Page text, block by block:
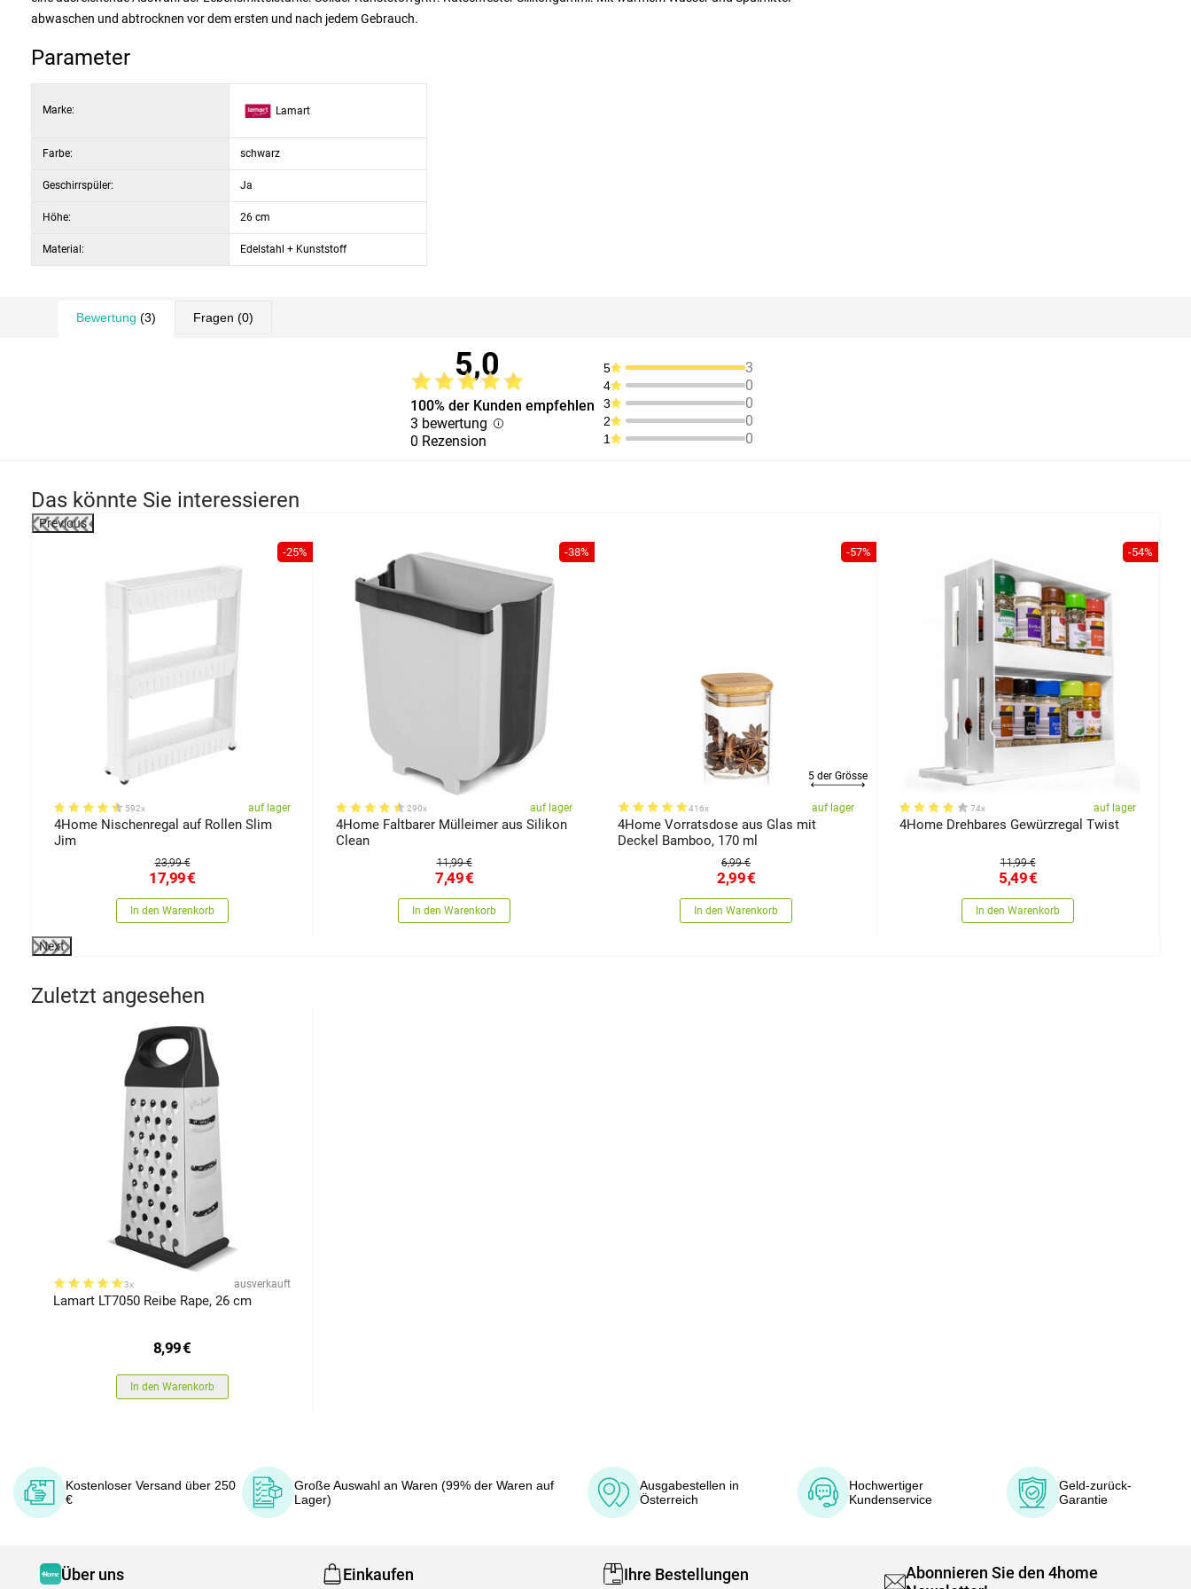
abwaschen und abtrocknen vor dem ersten und nach jedem Gebrauch.
Parameter
Marke: Lamart
Farbe: schwarz
Geschirrspüler: Ja
Höhe: 26 cm
Material: Edelstahl + Kunststoff
Bewertung (3) Fragen (0)
5,0
100% der Kunden empfehlen
3 bewertung
0 Rezension
5 3
4 0
3 0
2 0
1 0
Das könnte Sie interessieren
Previous
-25%
592x auf lager
4Home Nischenregal auf Rollen Slim
Jim
23,99 €
17,99€
In den Warenkorb
-38%
290x auf lager
4Home Faltbarer Mülleimer aus Silikon
Clean
11,99 €
7,49€
In den Warenkorb
-57%
5 der Grösse
416x auf lager
4Home Vorratsdose aus Glas mit
Deckel Bamboo, 170 ml
6,99 €
2,99€
In den Warenkorb
-54%
74x auf lager
4Home Drehbares Gewürzregal Twist
11,99 €
5,49€
In den Warenkorb
Next
Zuletzt angesehen
3x ausverkauft
Lamart LT7050 Reibe Rape, 26 cm
8,99€
In den Warenkorb
Kostenloser Versand über 250
€
Große Auswahl an Waren (99% der Waren auf
Lager)
Ausgabestellen in
Österreich
Hochwertiger
Kundenservice
Geld-zurück-
Garantie
Über uns Einkaufen Ihre Bestellungen
Abonnieren Sie den 4home